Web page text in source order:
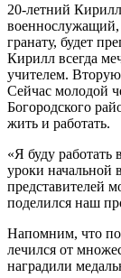
20-летний
гранату, будет
Кирилл всегда
учителем.
Сейчас молодой
Богородского
жить и работать.
«Я буду работать
уроки начальной
представителей
поделился наш
Напомним, что
лечился от
наградили